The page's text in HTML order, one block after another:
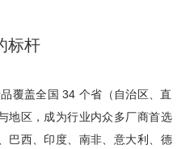
标杆
覆盖全国 34 个省（自治区、直
地区，成为行业内众多厂商首选
巴西、印度、南非、意大利、德